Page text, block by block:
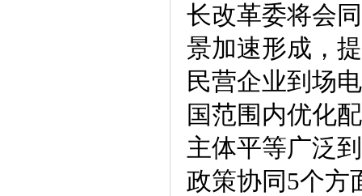
长改革委将会
景加速形成，
民营企业到场
国范围内优化
主体平等广泛
政策协同5个方